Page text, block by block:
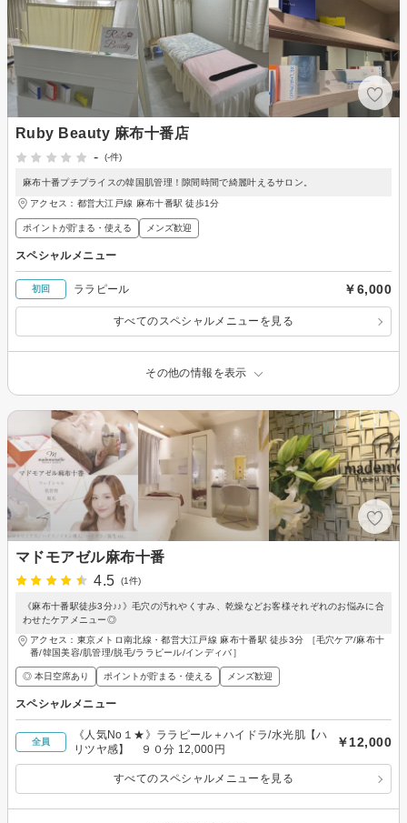
Ruby Beauty 麻布十番店
-
(-件)
麻布十番プチプライスの韓国肌管理！隙間時間で綺麗叶えるサロン。
アクセス：都営大江戸線 麻布十番駅 徒歩1分
ポイントが貯まる・使える メンズ歓迎
スペシャルメニュー
初回 ララピール ￥6,000
すべてのスペシャルメニューを見る
その他の情報を表示
マドモアゼル麻布十番
4.5
(1件)
《麻布十番駅徒歩3分♪♪》毛穴の汚れやくすみ、乾燥などお客様それぞれのお悩みに合
わせたケアメニュー◎
アクセス：東京メトロ南北線・都営大江戸線 麻布十番駅 徒歩3分 ［毛穴ケア/麻布十
番/韓国美容/肌管理/脱毛/ララピール/インディバ］
◎ 本日空席あり ポイントが貯まる・使える メンズ歓迎
スペシャルメニュー
全員
《人気No１★》ララピール＋ハイドラ/水光肌【ハ
リツヤ感】 ９０分 12,000円
￥12,000
すべてのスペシャルメニューを見る